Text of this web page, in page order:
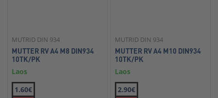
MUTRID DIN 934
MUTTER RV A4 M8 DIN934
10TK/PK
Laos
1.60€
MUTRID DIN 934
MUTTER RV A4 M10 DIN934
10TK/PK
Laos
2.90€